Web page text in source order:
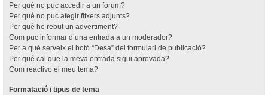
Per què no puc accedir a un fòrum?
Per què no puc afegir fitxers adjunts?
Per què he rebut un advertiment?
Com puc informar d’una entrada a un moderador?
Per a què serveix el botó “Desa” del formulari de publicació?
Per què cal que la meva entrada sigui aprovada?
Com reactivo el meu tema?
Formatació i tipus de tema